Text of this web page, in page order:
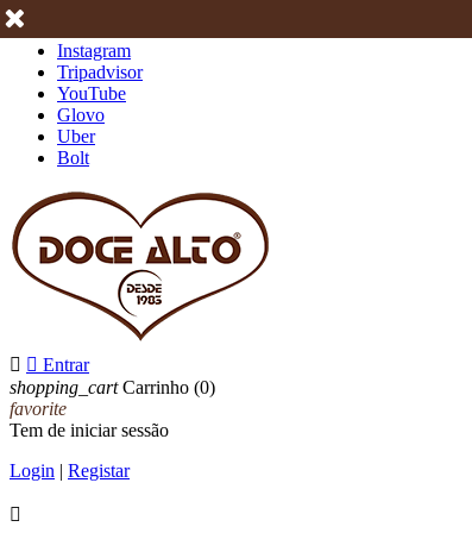
Instagram
Tripadvisor
YouTube
Glovo
Uber
Bolt
  Entrar
shopping_cart Carrinho (0)
favorite
Tem de iniciar sessão
Login | Registar
